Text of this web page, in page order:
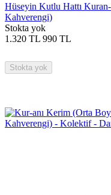
Hüseyin Kutlu Hattı
Kahverengi)
Stokta yok
1.320 TL 990 TL
Stokta yok